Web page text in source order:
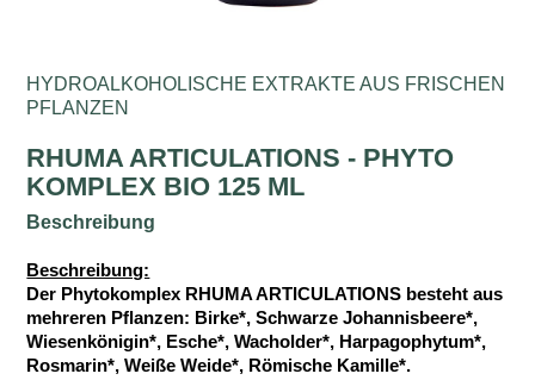
HYDROALKOHOLISCHE EXTRAKTE AUS FRISCHEN
PFLANZEN
RHUMA ARTICULATIONS - PHYTO
KOMPLEX BIO 125 ML
Beschreibung
Beschreibung:
Der Phytokomplex RHUMA ARTICULATIONS besteht aus
mehreren Pflanzen: Birke*, Schwarze Johannisbeere*,
Wiesenkönigin*, Esche*, Wacholder*, Harpagophytum*,
Rosmarin*, Weiße Weide*, Römische Kamille*.